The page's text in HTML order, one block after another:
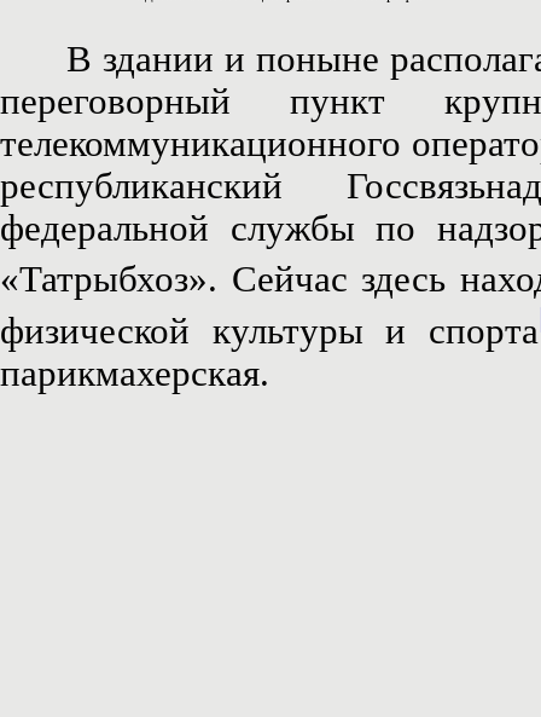
В здании и поныне
переговорный пункт
телекоммуникационного
республиканский
федеральной службы по
«Татрыбхоз». Сейчас здесь
физической культуры и спорта
парикмахерская.